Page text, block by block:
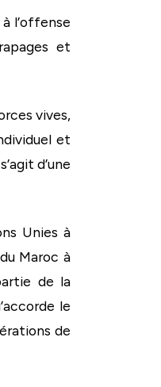
l’offense
et
vives,
et
d’une
Unies à
Maroc à
de la
le
de